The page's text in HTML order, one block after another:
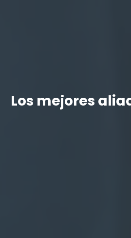
Los mejores
futuro